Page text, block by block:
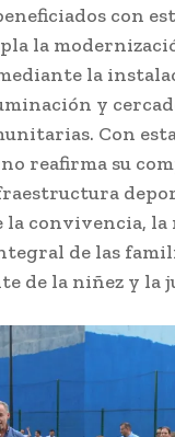
con
la
la
y
Con
reafirma su
la convivencia, la
de las
de la niñez y la